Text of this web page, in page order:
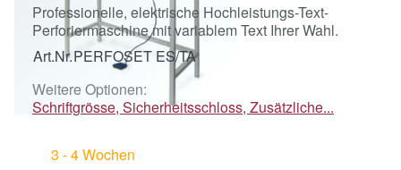
Professionelle, elektrische Hochleistungs-Text-
Perforiermaschine mit variablem Text Ihrer Wahl.
Art.Nr.PERFOSET ES/TA
Weitere Optionen:
Schriftgrösse, Sicherheitsschloss, Zusätzliche...
3 - 4 Wochen